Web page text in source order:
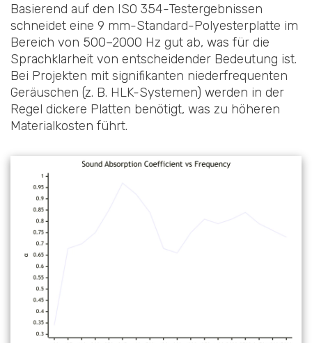
Basierend auf den ISO 354-Testergebnissen
schneidet eine 9 mm-Standard-Polyesterplatte im
Bereich von 500–2000 Hz gut ab, was für die
Sprachklarheit von entscheidender Bedeutung ist.
Bei Projekten mit signifikanten niederfrequenten
Geräuschen (z. B. HLK-Systemen) werden in der
Regel dickere Platten benötigt, was zu höheren
Materialkosten führt.